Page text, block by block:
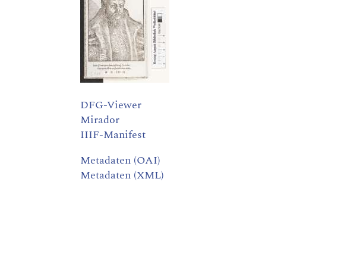
DFG-Viewer
Mirador
IIIF-Manifest
Metadaten (OAI)
Metadaten (XML)